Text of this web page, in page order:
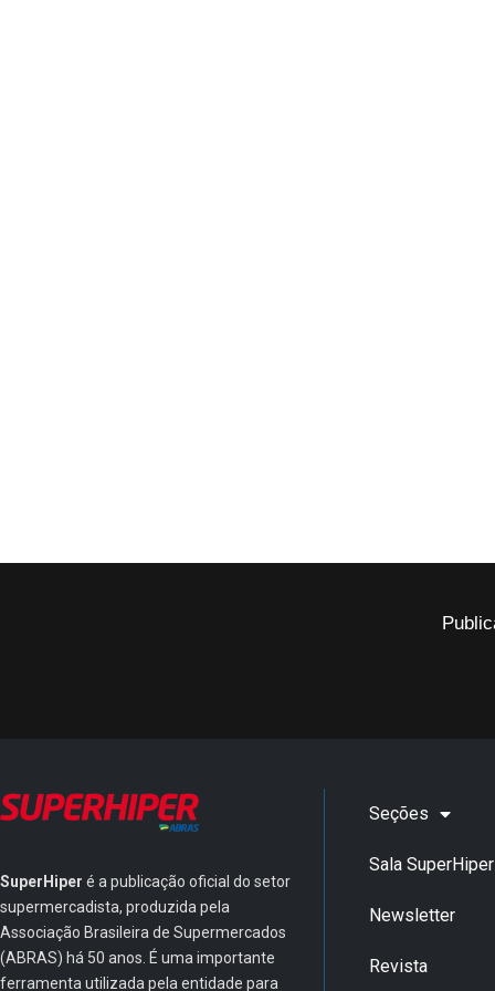
SuperHiper é a publicação oficial do setor
supermercadista, produzida pela
Associação Brasileira de Supermercados
(ABRAS) há 50 anos. É uma importante
ferramenta utilizada pela entidade para
Seções
Sala SuperHiper
Newsletter
Revista